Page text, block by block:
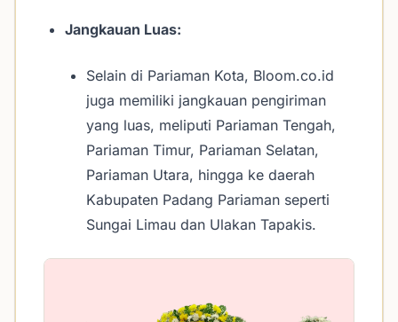
Jangkauan Luas:
Selain di Pariaman Kota, Bloom.co.id
juga memiliki jangkauan pengiriman
yang luas, meliputi Pariaman Tengah,
Pariaman Timur, Pariaman Selatan,
Pariaman Utara, hingga ke daerah
Kabupaten Padang Pariaman seperti
Sungai Limau dan Ulakan Tapakis.